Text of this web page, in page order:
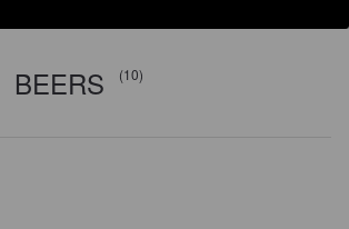
BEERS (10)